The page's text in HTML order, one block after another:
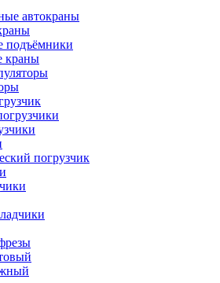
автокраны
краны
погрузчик